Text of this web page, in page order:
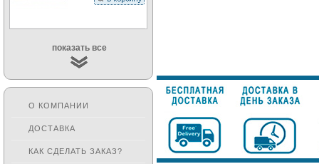
показать все
О КОМПАНИИ
ДОСТАВКА
КАК СДЕЛАТЬ ЗАКАЗ?